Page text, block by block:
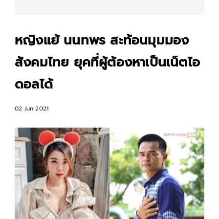
หญิงแย้ นนทพร สะท้อนมุมมอง
สังคมไทย ยุคที่ผู้ต้องหาเป็นเน็ตไอ
ดอลได้
02 Jun 2021